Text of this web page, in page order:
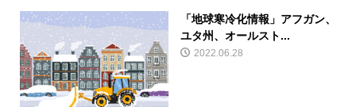
「地球寒冷化情報」アフガン、
ユタ州、オールスト...
2022.06.28